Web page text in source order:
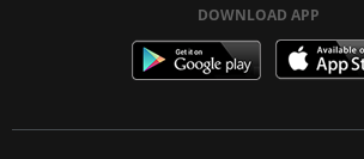
DOWNLOAD APP